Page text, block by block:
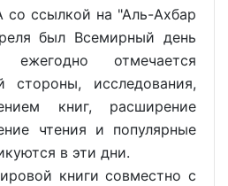
со ссылкой на "Аль-Ахбар
был Всемирный день
отмечается
исследования,
книг, расширение
чтения и популярные
в эти дни.
книги совместно с